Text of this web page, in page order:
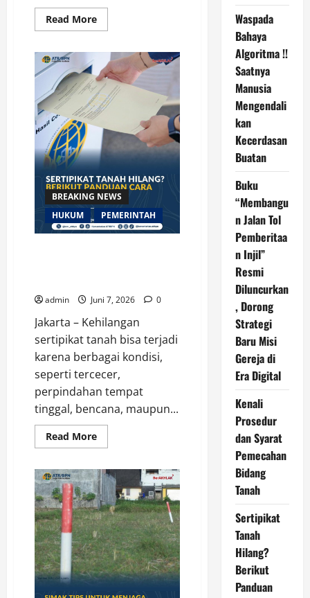
Read MoreRead
more
Prosedur
dan
Syarat
Pemecahan
Bidang
Tanah
BREAKING NEWS
HUKUM
PEMERINTAH
admin Juni 7, 2026 0
Jakarta – Kehilangan
sertipikat tanah bisa terjadi
karena berbagai kondisi,
seperti tercecer,
perpindahan tempat
tinggal, bencana, maupun...
Read MoreRead
more
Tanah
Hilang?
Berikut
Panduan
Cara
Mengurusnya
Waspada
Bahaya
Algoritma !!
Saatnya
Manusia
Mengendali
kan
Kecerdasan
Buatan
Buku
“Membangu
n Jalan Tol
Pemberitaa
n Injil”
Resmi
Diluncurkan
, Dorong
Strategi
Baru Misi
Gereja di
Era Digital
Kenali
Prosedur
dan Syarat
Pemecahan
Bidang
Tanah
Sertipikat
Tanah
Hilang?
Berikut
Panduan